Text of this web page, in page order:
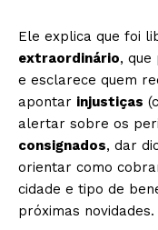
Ele explica que foi
extraordinário, que
e esclarece quem
apontar injustiças
alertar sobre os
consignados, dar
orientar como
cidade e tipo de
próximas novidades.